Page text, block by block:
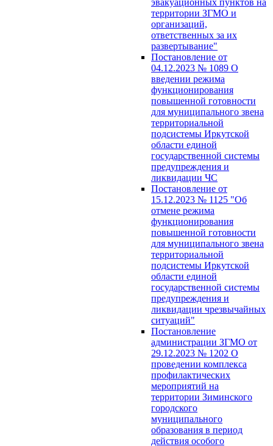
территории ЗГМО и
организаций,
ответственных за их
развертывание"
Постановление от
04.12.2023 № 1089 О
введении режима
функционирования
повышенной готовности
для муниципального звена
территориальной
подсистемы Иркутской
области единой
государственной системы
предупреждения и
ликвидации ЧС
Постановление от
15.12.2023 № 1125 "Об
отмене режима
функционирования
повышенной готовности
для муниципального звена
территориальной
подсистемы Иркутской
области единой
государственной системы
предупреждения и
ликвидации чрезвычайных
ситуаций"
Постановление
администрации ЗГМО от
29.12.2023 № 1202 О
проведении комплекса
профилактических
мероприятий на
территории Зиминского
городского
муниципального
образования в период
действия особого